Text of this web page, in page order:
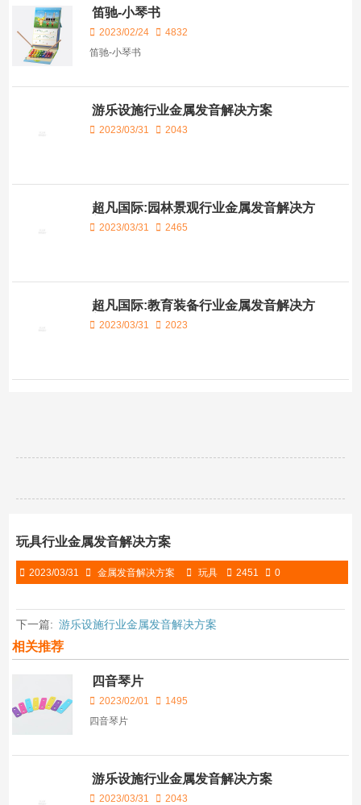
笛驰-小琴书
2023/02/24
4832
笛驰-小琴书
游乐设施行业金属发音解决方案
2023/03/31 2043
超凡国际:园林景观行业金属发音解决方
案2023/03/31 2465
超凡国际:教育装备行业金属发音解决方
案2023/03/31 2023
玩具行业金属发音解决方案
2023/03/31 金属发音解决方案 玩具 2451 0
下一篇: 游乐设施行业金属发音解决方案
相关推荐
四音琴片
2023/02/01
1495
四音琴片
游乐设施行业金属发音解决方案
2023/03/31 2043